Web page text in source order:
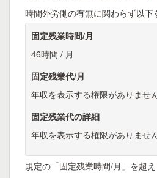
時間外労働の有無に関わらず以
固定残業時間/月
46時間 / 月
固定残業代/月
年収を表示する権限がありませ
固定残業代の詳細
年収を表示する権限がありませ
規定の「固定残業時間/月」を超